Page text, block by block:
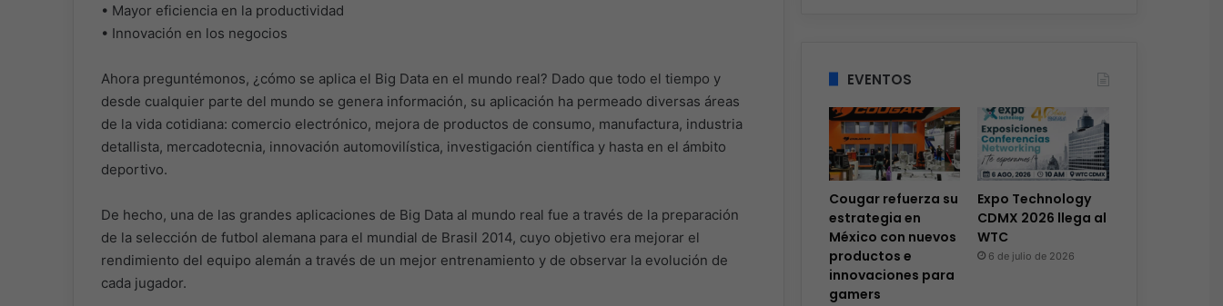
• Mayor eficiencia en la productividad
• Innovación en los negocios
Ahora preguntémonos, ¿cómo se aplica el Big Data en el mundo real? Dado que todo el tiempo y
desde cualquier parte del mundo se genera información, su aplicación ha permeado diversas áreas
de la vida cotidiana: comercio electrónico, mejora de productos de consumo, manufactura, industria
detallista, mercadotecnia, innovación automovilística, investigación científica y hasta en el ámbito
deportivo.
De hecho, una de las grandes aplicaciones de Big Data al mundo real fue a través de la preparación
de la selección de futbol alemana para el mundial de Brasil 2014, cuyo objetivo era mejorar el
rendimiento del equipo alemán a través de un mejor entrenamiento y de observar la evolución de
cada jugador.
EVENTOS
Cougar refuerza su
estrategia en
México con nuevos
productos e
innovaciones para
gamers
Expo Technology
CDMX 2026 llega al
WTC
6 de julio de 2026